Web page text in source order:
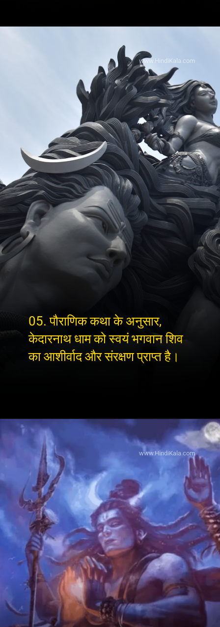
05. पौराणिक कथा के अनुसार,
केदारनाथ धाम को स्वयं भगवान शिव
का आशीर्वाद और संरक्षण प्राप्त है।
www.HindiKala.com
www.HindiKala.com